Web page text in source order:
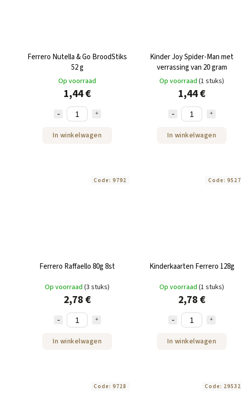
Ferrero Nutella & Go BroodStiks
52 g
Op voorraad
1,44 €
In winkelwagen
Kinder Joy Spider-Man met
verrassing van 20 gram
Op voorraad (1 stuks)
1,44 €
In winkelwagen
Ferrero Raffaello 80g 8st
Op voorraad (3 stuks)
2,78 €
In winkelwagen
Code: 9792
Kinderkaarten Ferrero 128g
Op voorraad (1 stuks)
2,78 €
In winkelwagen
Code: 9527
Code: 9728 Code: 29532